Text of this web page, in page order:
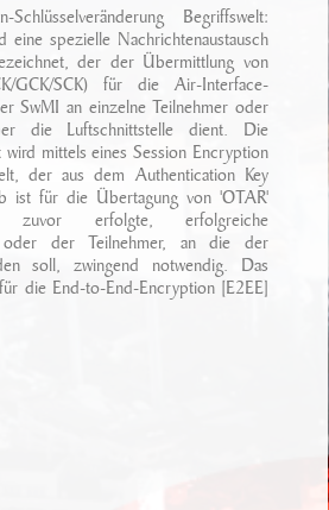
Schlüsselveränderung Begriffswelt:
spezielle Nachrichtenaustausch
der der Übermittlung von
GCK/SCK) für die Air-Interface-
SwMI an einzelne Teilnehmer oder
die Luftschnittstelle dient. Die
mittels eines Session Encryption
der aus dem Authentication Key
ist für die Übertagung von 'OTAR'
zuvor erfolgte, erfolgreiche
oder der Teilnehmer, an die der
soll, zwingend notwendig. Das
die End-to-End-Encryption [E2EE]